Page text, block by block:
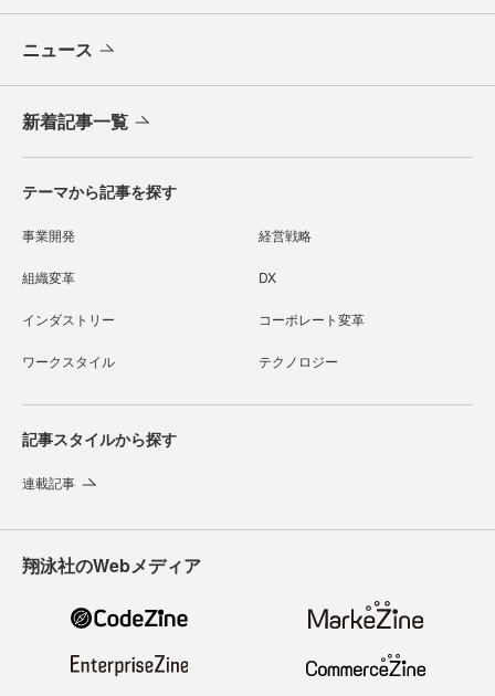
ニュース
新着記事一覧
テーマから記事を探す
事業開発 経営戦略
組織変革 DX
インダストリー コーポレート変革
ワークスタイル テクノロジー
記事スタイルから探す
連載記事
翔泳社のWebメディア